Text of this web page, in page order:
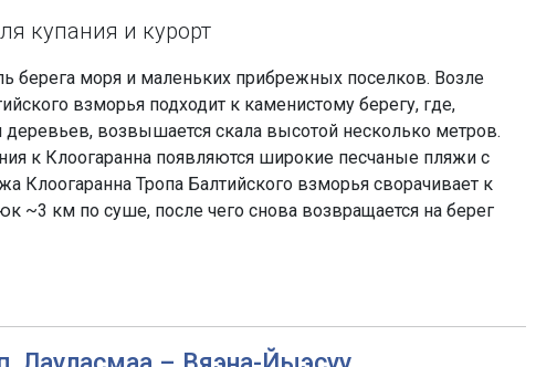
купания и курорт
берега моря и маленьких прибрежных поселков. Возле
взморья подходит к каменистому берегу, где,
деревьев, возвышается скала высотой несколько метров.
к Клоогаранна появляются широкие песчаные пляжи с
Клоогаранна Тропа Балтийского взморья сворачивает к
~3 км по суше, после чего снова возвращается на берег